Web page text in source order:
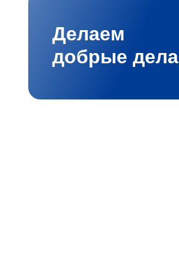
Делаем
добрые дела